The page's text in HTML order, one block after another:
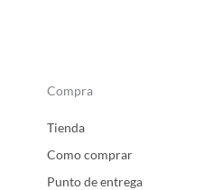
Compra
Tienda
Como comprar
Punto de entrega